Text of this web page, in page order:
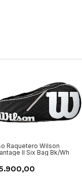
Raquetero Wilson
II Six Bag Bk/Wh